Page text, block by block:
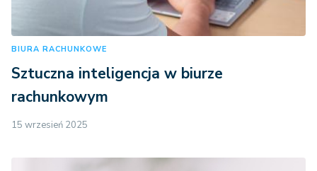
BIURA RACHUNKOWE
Sztuczna inteligencja w biurze
rachunkowym
15 wrzesień 2025